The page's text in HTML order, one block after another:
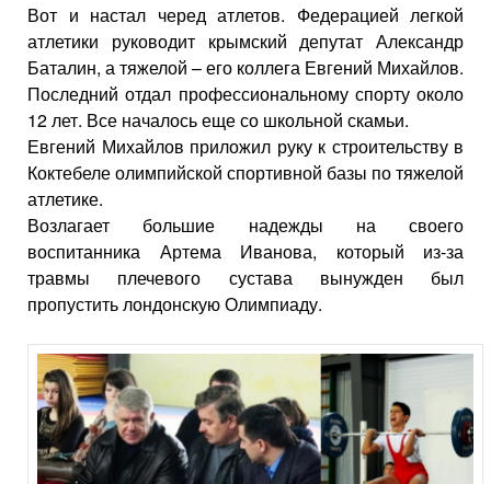
Вот и настал черед атлетов. Федерацией легкой
атлетики руководит крымский депутат Александр
Баталин, а тяжелой – его коллега Евгений Михайлов.
Последний отдал профессиональному спорту около
12 лет. Все началось еще со школьной скамьи.
Евгений Михайлов приложил руку к строительству в
Коктебеле олимпийской спортивной базы по тяжелой
атлетике.
Возлагает большие надежды на своего
воспитанника Артема Иванова, который из-за
травмы плечевого сустава вынужден был
пропустить лондонскую Олимпиаду.